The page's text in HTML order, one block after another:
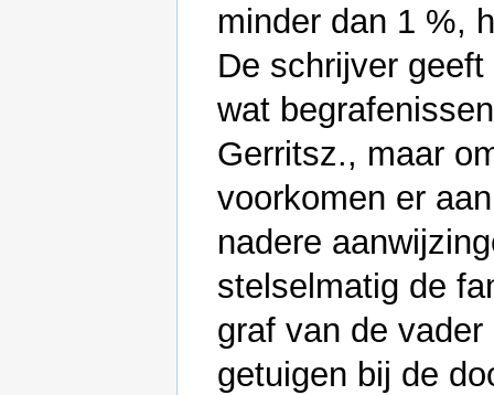
minder dan 1 %,
De schrijver
wat
Gerritsz., maar
voorkomen er
nadere
stelselmatig de
graf van de
getuigen bij de